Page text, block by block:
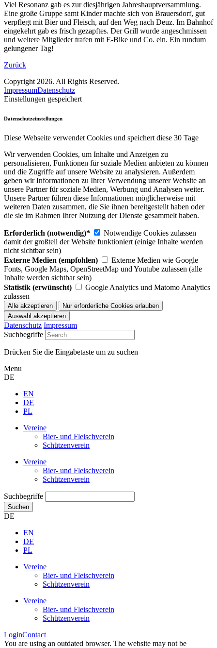
Viel Resonanz gab es zur diesjährigen Jahreshauptversammlung.
Eine große Gruppe samt Kinder machte sich von Brauersdorf, gut
verpflegt mit Bier und Fleisch, auf den Weg nach Deuz. Im Bahnhof
eingekehrt gab es frisch gezapftes. Der Grill wurde angeschmissen
und weitere Mitglieder trafen mit E-Bike und Co. ein. Ein rundum
gelungener Tag!
Zurück
Copyright 2026. All Rights Reserved.
ImpressumDatenschutz
Einstellungen gespeichert
Datenschutzeinstellungen
Diese Webseite verwendet Cookies und speichert diese 30 Tage
Wir verwenden Cookies, um Inhalte und Anzeigen zu
personalisieren, Funktionen für soziale Medien anbieten zu können
und die Zugriffe auf unsere Website zu analysieren. Außerdem
geben wir Informationen zu Ihrer Verwendung unserer Website an
unsere Partner für soziale Medien, Werbung und Analysen weiter.
Unsere Partner führen diese Informationen möglicherweise mit
weiteren Daten zusammen, die Sie ihnen bereitgestellt haben oder
die sie im Rahmen Ihrer Nutzung der Dienste gesammelt haben.
Erforderlich (notwendig)*
Notwendige Cookies zulassen
damit der großteil der Website funktioniert (einige Inhalte werden
nicht sichtbar sein)
Externe Medien (empfohlen)
Externe Medien wie Google
Fonts, Google Maps, OpenStreetMap und Youtube zulassen (alle
Inhalte werden sichtbar sein)
Statistik (erwünscht)
Google Analytics und Matomo Analytics
zulassen
Datenschutz Impressum
Suchbegriffe
Drücken Sie die Eingabetaste um zu suchen
Menu
DE
EN
DE
PL
Vereine
Bier- und Fleischverein
Schützenverein
Vereine
Bier- und Fleischverein
Schützenverein
Suchbegriffe
Suchen
DE
EN
DE
PL
Vereine
Bier- und Fleischverein
Schützenverein
Vereine
Bier- und Fleischverein
Schützenverein
LoginContact
You are using an outdated browser. The website may not be